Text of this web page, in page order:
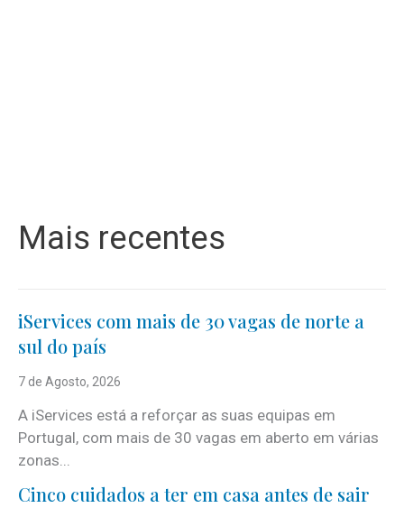
Mais recentes
iServices com mais de 30 vagas de norte a
sul do país
7 de Agosto, 2026
A iServices está a reforçar as suas equipas em
Portugal, com mais de 30 vagas em aberto em várias
zonas...
Cinco cuidados a ter em casa antes de sair